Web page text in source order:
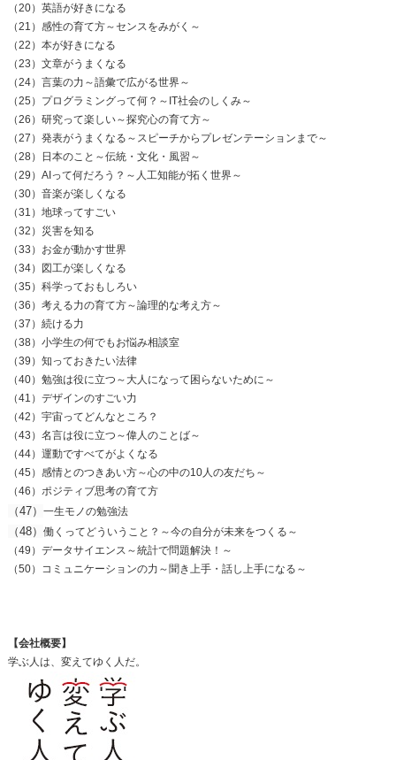
（20）英語が好きになる
（21）感性の育て方～センスをみがく～
（22）本が好きになる
（23）文章がうまくなる
（24）言葉の力～語彙で広がる世界～
（25）プログラミングって何？～IT社会のしくみ～
（26）研究って楽しい～探究心の育て方～
（27）発表がうまくなる～スピーチからプレゼンテーションまで～
（28）日本のこと～伝統・文化・風習～
（29）AIって何だろう？～人工知能が拓く世界～
（30）音楽が楽しくなる
（31）地球ってすごい
（32）災害を知る
（33）お金が動かす世界
（34）図工が楽しくなる
（35）科学っておもしろい
（36）考える力の育て方～論理的な考え方～
（37）続ける力
（38）小学生の何でもお悩み相談室
（39）知っておきたい法律
（40）勉強は役に立つ～大人になって困らないために～
（41）デザインのすごい力
（42）宇宙ってどんなところ？
（43）名言は役に立つ～偉人のことば～
（44）運動ですべてがよくなる
（45）感情とのつきあい方～心の中の10人の友だち～
（46）ポジティブ思考の育て方
（47） 一生モノの勉強法
（48） 働くってどういうこと？～今の自分が未来をつくる～
（49）データサイエンス～統計で問題解決！～
（50）コミュニケーションの力～聞き上手・話し上手になる～
【会社概要】
学ぶ人は、変えてゆく人だ。